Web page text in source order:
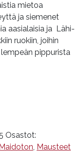
mietoa
ja siemenet
aasialaisia ja Lähi-
ruokiin, joihin
pippurista
Osastot:
Mausteet